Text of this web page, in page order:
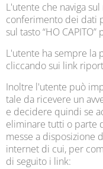
L'utente che naviga
conferimento dei dati
sul tasto “HO
L'utente ha sempre la
cliccando sui link
Inoltre l'utente può
tale da ricevere un
e decidere quindi se
eliminare tutti o parte
messe a disposizione
internet di cui, per
di seguito i link: